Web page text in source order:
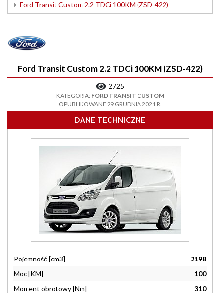
Ford Transit Custom 2.2 TDCi 100KM (ZSD-422)
Ford Transit Custom 2.2 TDCi 100KM (ZSD-422)
2725
KATEGORIA: FORD TRANSIT CUSTOM
OPUBLIKOWANE 29 GRUDNIA 2021 R.
DANE TECHNICZNE
Pojemność [cm3]
2198
Moc [KM]
100
Moment obrotowy [Nm]
310